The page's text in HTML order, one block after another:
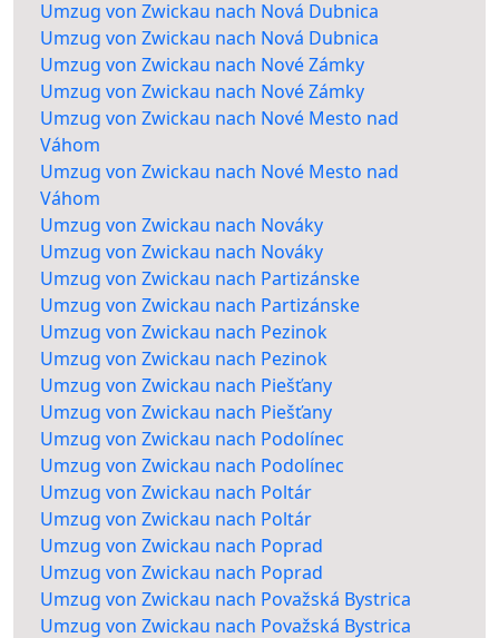
Umzug von Zwickau nach Nová Dubnica
Umzug von Zwickau nach Nová Dubnica
Umzug von Zwickau nach Nové Zámky
Umzug von Zwickau nach Nové Zámky
Umzug von Zwickau nach Nové Mesto nad
Váhom
Umzug von Zwickau nach Nové Mesto nad
Váhom
Umzug von Zwickau nach Nováky
Umzug von Zwickau nach Nováky
Umzug von Zwickau nach Partizánske
Umzug von Zwickau nach Partizánske
Umzug von Zwickau nach Pezinok
Umzug von Zwickau nach Pezinok
Umzug von Zwickau nach Piešťany
Umzug von Zwickau nach Piešťany
Umzug von Zwickau nach Podolínec
Umzug von Zwickau nach Podolínec
Umzug von Zwickau nach Poltár
Umzug von Zwickau nach Poltár
Umzug von Zwickau nach Poprad
Umzug von Zwickau nach Poprad
Umzug von Zwickau nach Považská Bystrica
Umzug von Zwickau nach Považská Bystrica